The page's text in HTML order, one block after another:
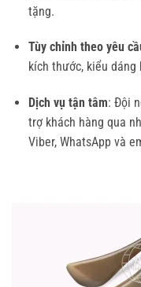
tặng.
Tùy chỉnh theo yêu
kích thước, kiểu dáng
Dịch vụ tận tâm: Đội
trợ khách hàng qua
Viber, WhatsApp và